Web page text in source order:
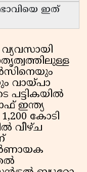
ഇത്
വ്യവസായി
വായ്പാ
പട്ടികയിൽ
ഇന്ത്യ
കോടി
വീഴ്ച